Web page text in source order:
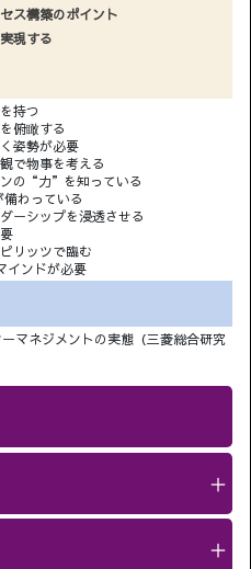
ス構築のポイント
現する
持つ
俯瞰する
姿勢が必要
で物事を考える
の“力”を知っている
わっている
ーシップを浸透させる
リッツで臨む
インドが必要
マネジメントの実態（三菱総合研究
＋
＋